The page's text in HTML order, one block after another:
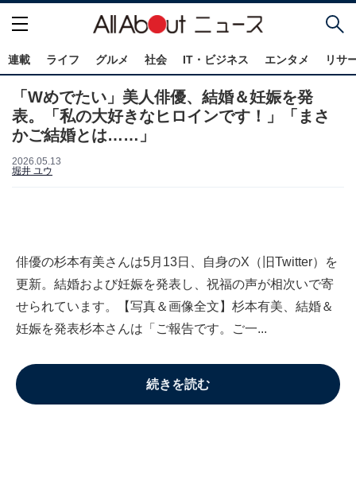
連載 ライフ グルメ 社会 IT・ビジネス エンタメ リサ
「Wめでたい」美人俳優、結婚＆妊娠を発
表。「私の大好きなヒロインです！」「まさ
かご結婚とは……」
2026.05.13
堀井 ユウ
俳優の杉本有美さんは5月13日、自身のX（旧Twitter）を
更新。結婚および妊娠を発表し、祝福の声が相次いで寄
せられています。【写真＆画像全文】杉本有美、結婚＆
妊娠を発表杉本さんは「ご報告です。ご一...
続きを読む